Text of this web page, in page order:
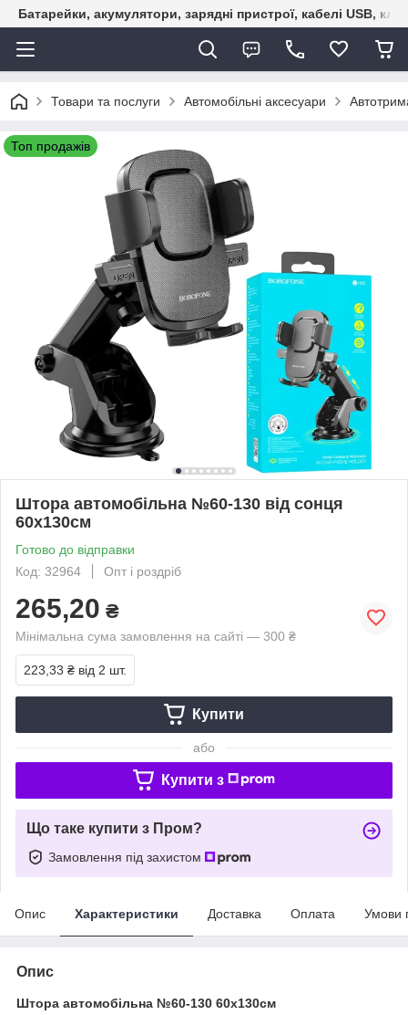
Батарейки, акумулятори, зарядні пристрої, кабелі USB,
Товари та послуги Автомобільні аксесуари
Топ продажів
Штора автомобільна №60-130 від сонця
60х130см
Готово до відправки
Код: 32964
Опт і роздріб
265,20 ₴
Мінімальна сума замовлення на сайті — 300 ₴
223,33 ₴ від 2 шт.
Купити
або
Купити з
Що таке купити з Пром?
Замовлення під захистом
Опис Характеристики Доставка Оплата Умови
Опис
Штора автомобільна №60-130 60х130см